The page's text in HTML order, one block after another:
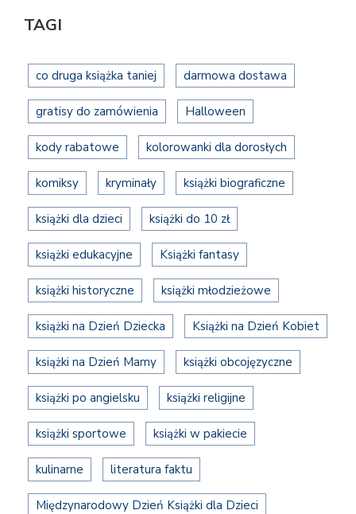
TAGI
co druga książka taniej darmowa dostawa
gratisy do zamówienia Halloween
kody rabatowe kolorowanki dla dorosłych
komiksy kryminały książki biograficzne
książki dla dzieci książki do 10 zł
książki edukacyjne Książki fantasy
książki historyczne książki młodzieżowe
książki na Dzień Dziecka Książki na Dzień Kobiet
książki na Dzień Mamy książki obcojęzyczne
książki po angielsku książki religijne
książki sportowe książki w pakiecie
kulinarne literatura faktu
Międzynarodowy Dzień Książki dla Dzieci